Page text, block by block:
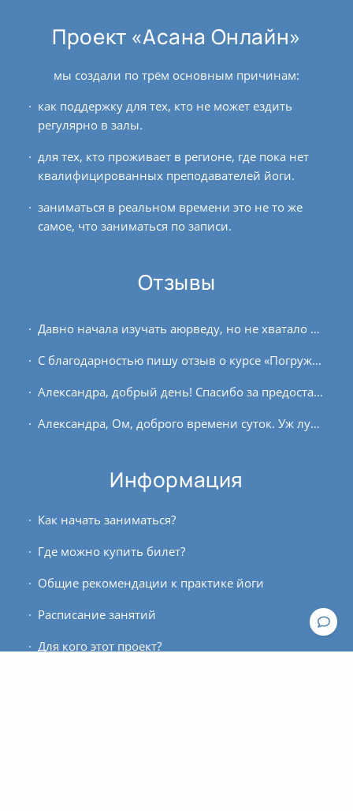
Проект «Асана Онлайн»
мы создали по трём основным причинам:
как поддержку для тех, кто не может ездить
регулярно в залы.
для тех, кто проживает в регионе, где пока нет
квалифицированных преподавателей йоги.
заниматься в реальном времени это не то же
самое, что заниматься по записи.
Отзывы
Давно начала изучать аюрведу, но не хватало систематичности. Поэтому очень рада, что появился такой курс. На мой взгляд, это хорошие базовые знания, которые, наконец, начинают...
С благодарностью пишу отзыв о курсе «Погружение в пранаяму». Для меня этот курс стал средством систематизации информации в области пранаямы в частности и йоги в целом, которую я...
Александра, добрый день! Спасибо за предоставленные ссылки и время повторить курс. Была возможность пройти все занятия еще раз без спешки и ощутить результат. Этот курс...
Александра, Ом, доброго времени суток. Уж лучше поздно, чем никогда, мой отзыв о курсе по женской йоге летит к вам. Так интересно случилось, что за день до начала курса...
Информация
Как начать заниматься?
Где можно купить билет?
Общие рекомендации к практике йоги
Расписание занятий
Для кого этот проект?